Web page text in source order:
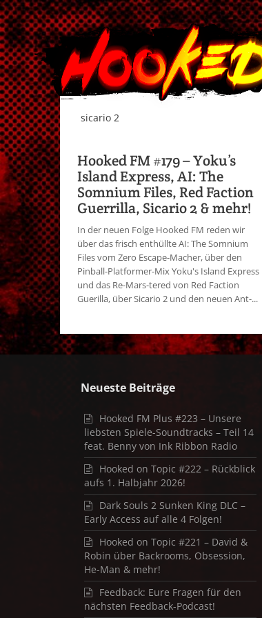
sicario 2
Hooked FM #179 – Yoku’s
Island Express, AI: The
Somnium Files, Red Faction
Guerrilla, Sicario 2 & mehr!
In der neuen Folge Hooked FM reden wir
über das frisch enthüllte AI: The Somnium
Files vom Zero Escape-Macher, über den
Pinball-Platformer-Mix Yoku's Island Express
und das Re-Mars-tered von Red Faction
Guerilla, über Sicario 2 und den neuen Ant-...
Neueste Beiträge
Hooked FM Plus #223 – Unsere
liebsten Spiele-Soundtracks – Teil 14
feat. Benny von Ink Ribbon Radio
Hooked on Topic #222 – Rückblick
aufs 1. Halbjahr 2026!
Dark Souls 2 Sunken King DLC –
Early Access auf alle 4 Folgen!
Hooked on Topic #221 – David &
Robin über Backrooms, Obsession,
He-Man & mehr!
Feedback: Eure Fragen für den
nächsten Feedback-Podcast!